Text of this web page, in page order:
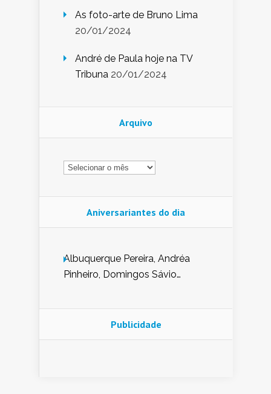
As foto-arte de Bruno Lima
20/01/2024
André de Paula hoje na TV
Tribuna 20/01/2024
Arquivo
Arquivo
Aniversariantes do dia
Albuquerque Pereira, Andréa
Pinheiro, Domingos Sávio
Nunes de Sena, Fátima Peixoto,
Glória Pereira, Kátia Mesel,
Publicidade